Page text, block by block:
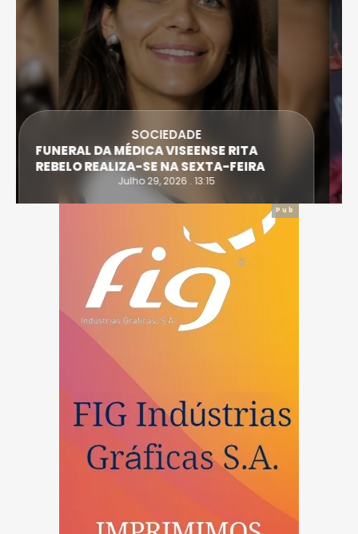
ATLETA DE CASTRO DAIRE SUPERA PROVA
EXTREMA DO TRIATLO E TORNA-SE
IRONWOMAN
Julho 28, 2026 . 16:14
Pub